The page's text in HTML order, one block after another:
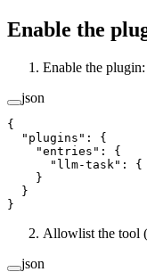
Enable the
Enable the plugin:
json
{
  "plugins"
: {
    "entries"
: {
      "llm-task"
: {
    }
  }
}
Allowlist the tool
json